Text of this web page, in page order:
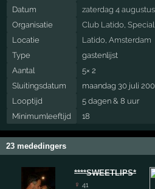
Datum
zaterdag 4
Organisatie
Club Latido,
Locatie
Latido, Amsterdam
Type
gastenlijst
Aantal
5× 2
Sluitingsdatum
maandag 30 juli
Looptijd
5 dagen & 8 uur
Minimumleeftijd
18
23 mededingers
****SWEETLIPS****
♀ 41